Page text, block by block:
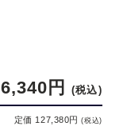
円 (税込)
定価 127,380円(税込)